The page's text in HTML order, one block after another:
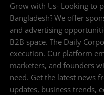
Grow with Us- Looking to
Bangladesh? We offer
and advertising
B2B space. The Daily
execution. Our platform
marketers, and founders
need. Get the latest news
updates, business trends,